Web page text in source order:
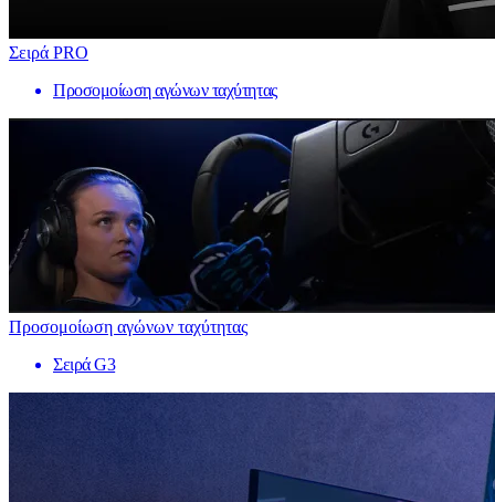
Σειρά PRO
Προσομοίωση αγώνων ταχύτητας
Προσομοίωση αγώνων ταχύτητας
Σειρά G3